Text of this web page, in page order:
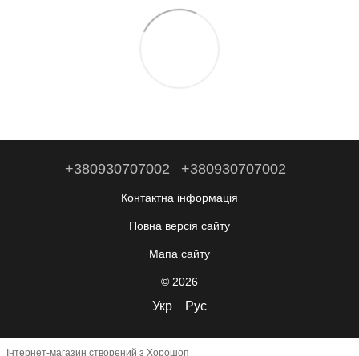
+380930707002 +380930707002
Контактна інформація
Повна версія сайту
Мапа сайту
© 2026
Укр Рус
Інтернет-магазин створений з Хорошоп